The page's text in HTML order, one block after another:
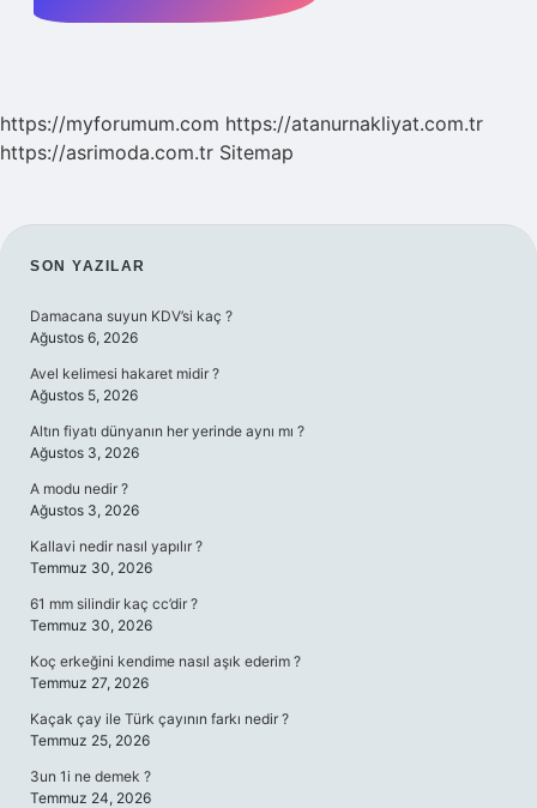
https://myforumum.com https://atanurnakliyat.com.tr
https://asrimoda.com.tr Sitemap
SIDEBAR
SON YAZILAR
Damacana suyun KDV’si kaç ?
Ağustos 6, 2026
Avel kelimesi hakaret midir ?
Ağustos 5, 2026
Altın fiyatı dünyanın her yerinde aynı mı ?
Ağustos 3, 2026
A modu nedir ?
Ağustos 3, 2026
Kallavi nedir nasıl yapılır ?
Temmuz 30, 2026
61 mm silindir kaç cc’dir ?
Temmuz 30, 2026
Koç erkeğini kendime nasıl aşık ederim ?
Temmuz 27, 2026
Kaçak çay ile Türk çayının farkı nedir ?
Temmuz 25, 2026
3un 1i ne demek ?
Temmuz 24, 2026